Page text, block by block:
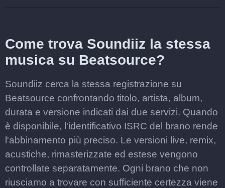
Come trova Soundiiz la stessa
musica su Beatsource?
Soundiiz cerca la stessa registrazione su
Beatsource confrontando titolo, artista, album,
durata e versione indicati dai due servizi. Quando
è disponibile, l'identificativo ISRC del brano rende
l'abbinamento più preciso. Le versioni live, remix,
acustiche, rimasterizzate ed estese vengono
controllate separatamente. Ogni brano che non
riusciamo a trovare con sufficiente certezza viene